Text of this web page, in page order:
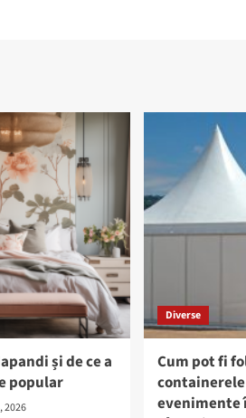
și de ce a
popular
2026
Diverse
Cum pot fi
evenimente